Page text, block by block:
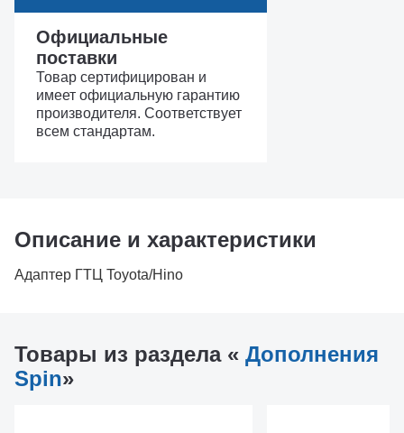
Официальные
поставки
Товар сертифицирован и
имеет официальную гарантию
производителя. Соответствует
всем стандартам.
Описание и характеристики
Адаптер ГТЦ Toyota/Hino
Товары из раздела « Дополнения
Spin»